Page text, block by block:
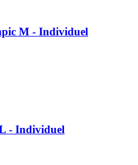
M - Individuel
- Individuel